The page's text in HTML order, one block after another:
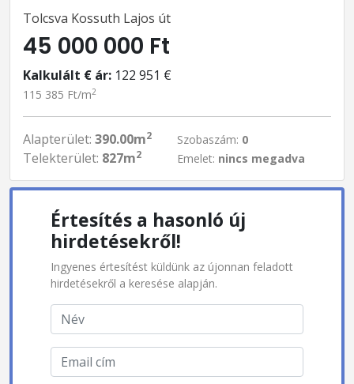
Tolcsva Kossuth Lajos út
45 000 000 Ft
Kalkulált € ár: 122 951 €
115 385 Ft/m2
Alapterület: 390.00m2
Telekterület: 827m2
Szobaszám: 0
Emelet: nincs megadva
Értesítés a hasonló új
hirdetésekről!
Ingyenes értesítést küldünk az újonnan feladott
hirdetésekről a keresése alapján.